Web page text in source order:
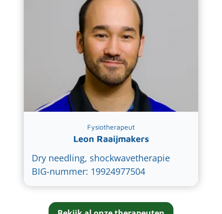
Fysiotherapeut
Leon Raaijmakers
Dry needling, shockwavetherapie
BIG-nummer: 19924977504